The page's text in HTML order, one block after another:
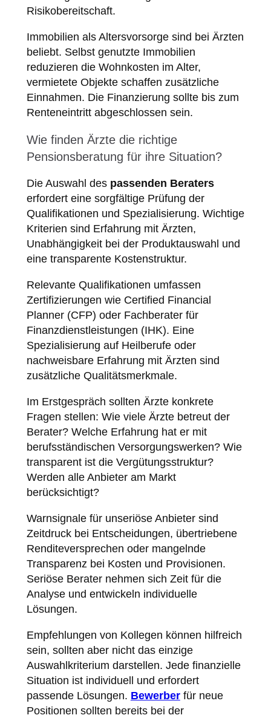
Risikobereitschaft.
Immobilien als Altersvorsorge sind bei Ärzten
beliebt. Selbst genutzte Immobilien
reduzieren die Wohnkosten im Alter,
vermietete Objekte schaffen zusätzliche
Einnahmen. Die Finanzierung sollte bis zum
Renteneintritt abgeschlossen sein.
Wie finden Ärzte die richtige
Pensionsberatung für ihre Situation?
Die Auswahl des passenden Beraters
erfordert eine sorgfältige Prüfung der
Qualifikationen und Spezialisierung. Wichtige
Kriterien sind Erfahrung mit Ärzten,
Unabhängigkeit bei der Produktauswahl und
eine transparente Kostenstruktur.
Relevante Qualifikationen umfassen
Zertifizierungen wie Certified Financial
Planner (CFP) oder Fachberater für
Finanzdienstleistungen (IHK). Eine
Spezialisierung auf Heilberufe oder
nachweisbare Erfahrung mit Ärzten sind
zusätzliche Qualitätsmerkmale.
Im Erstgespräch sollten Ärzte konkrete
Fragen stellen: Wie viele Ärzte betreut der
Berater? Welche Erfahrung hat er mit
berufsständischen Versorgungswerken? Wie
transparent ist die Vergütungsstruktur?
Werden alle Anbieter am Markt
berücksichtigt?
Warnsignale für unseriöse Anbieter sind
Zeitdruck bei Entscheidungen, übertriebene
Renditeversprechen oder mangelnde
Transparenz bei Kosten und Provisionen.
Seriöse Berater nehmen sich Zeit für die
Analyse und entwickeln individuelle
Lösungen.
Empfehlungen von Kollegen können hilfreich
sein, sollten aber nicht das einzige
Auswahlkriterium darstellen. Jede finanzielle
Situation ist individuell und erfordert
passende Lösungen. Bewerberfür neue
Positionen sollten bereits bei der